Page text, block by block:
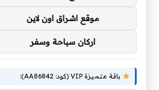
موقع اشراق اون لاين
اركان سياحة وسفر
باقة متميزة VIP (كود: AA86842):